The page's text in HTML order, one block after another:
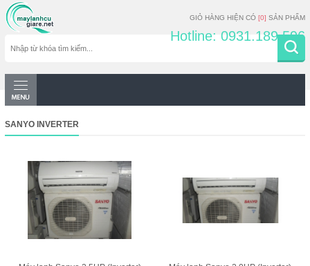
GIỎ HÀNG HIỆN CÓ[0] SẢN PHẨM
Hotline: 0931.189.596
SANYO INVERTER